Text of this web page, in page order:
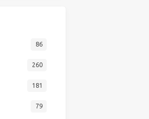
86
260
181
79